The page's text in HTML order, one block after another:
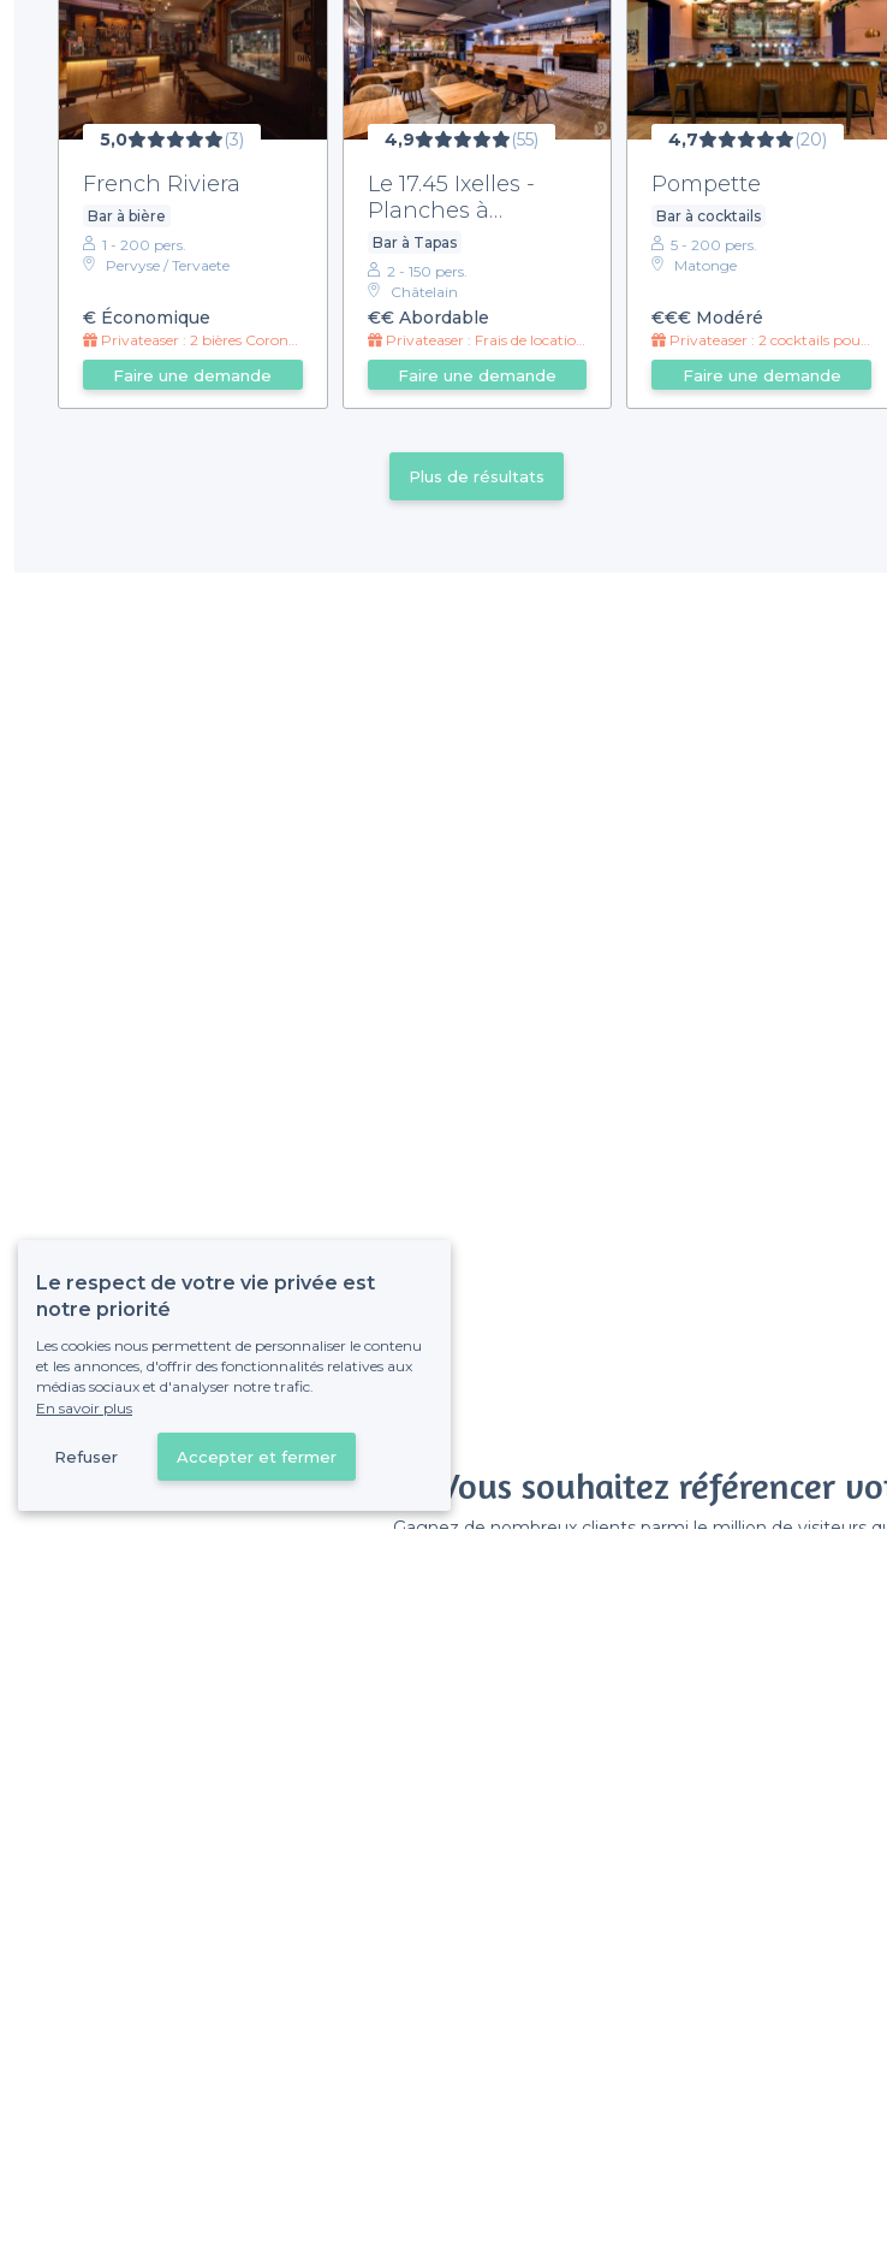
5,0 (3)
French Riviera
Bar à bière
1 - 200 pers.
Pervyse / Tervaete
€ Économique
Privateaser : 2 bières Corona = 1 offerte
Faire une demande
4,9 (55)
Le 17.45 Ixelles -
Planches à
Composer
Bar à Tapas
2 - 150 pers.
Châtelain
€€Abordable
Privateaser : Frais de location offert
Faire une demande
4,7 (20)
Pompette
Bar à cocktails
5 - 200 pers.
Matonge
€€€ Modéré
Privateaser : 2 cocktails pour 1€ de
Faire une demande
Plus de résultats
Vous souhaitez référencer
Gagnez de nombreux clients parmi le million de visiteurs
Le respect de votre vie privée est
notre priorité
Les cookies nous permettent de personnaliser le contenu
et les annonces, d'offrir des fonctionnalités relatives aux
médias sociaux et d'analyser notre trafic.
En savoir plus
Refuser Accepter et fermer